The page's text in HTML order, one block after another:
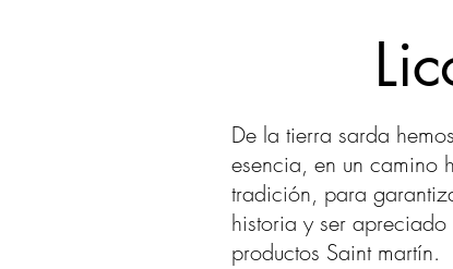
De la tierra sarda
esencia, en un camino
tradición, para
historia y ser
productos Saint martín.